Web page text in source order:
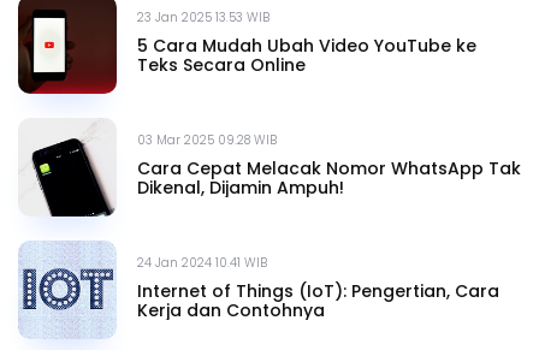
23 Jan 2025 13.53 WIB
5 Cara Mudah Ubah Video YouTube ke
Teks Secara Online
03 Mar 2025 09.28 WIB
Cara Cepat Melacak Nomor WhatsApp Tak
Dikenal, Dijamin Ampuh!
24 Jan 2024 10.41 WIB
Internet of Things (IoT): Pengertian, Cara
Kerja dan Contohnya